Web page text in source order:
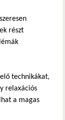
részt
technikákat,
relaxációs
a magas